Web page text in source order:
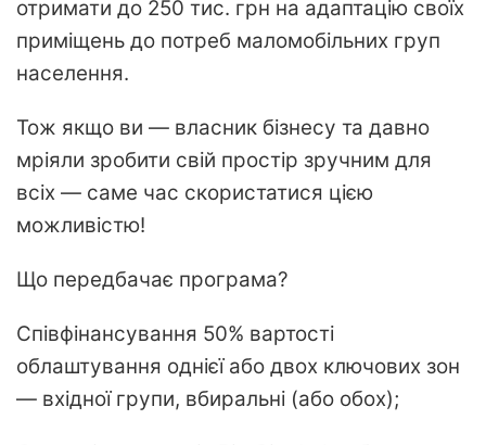
отримати до 250 тис. грн на адаптацію своїх
приміщень до потреб маломобільних груп
населення.
Тож якщо ви — власник бізнесу та давно
мріяли зробити свій простір зручним для
всіх — саме час скористатися цією
можливістю!
Що передбачає програма?
Співфінансування 50% вартості
облаштування однієї або двох ключових зон
— вхідної групи, вбиральні (або обох);